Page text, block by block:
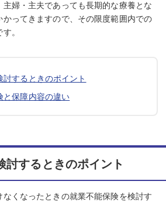
婦・主夫であっても長期的な療養とな
ってきますので、その限度範囲内での
。
するときのポイント
と保障内容の違い
討するときのポイント
くなったときの就業不能保険を検討す